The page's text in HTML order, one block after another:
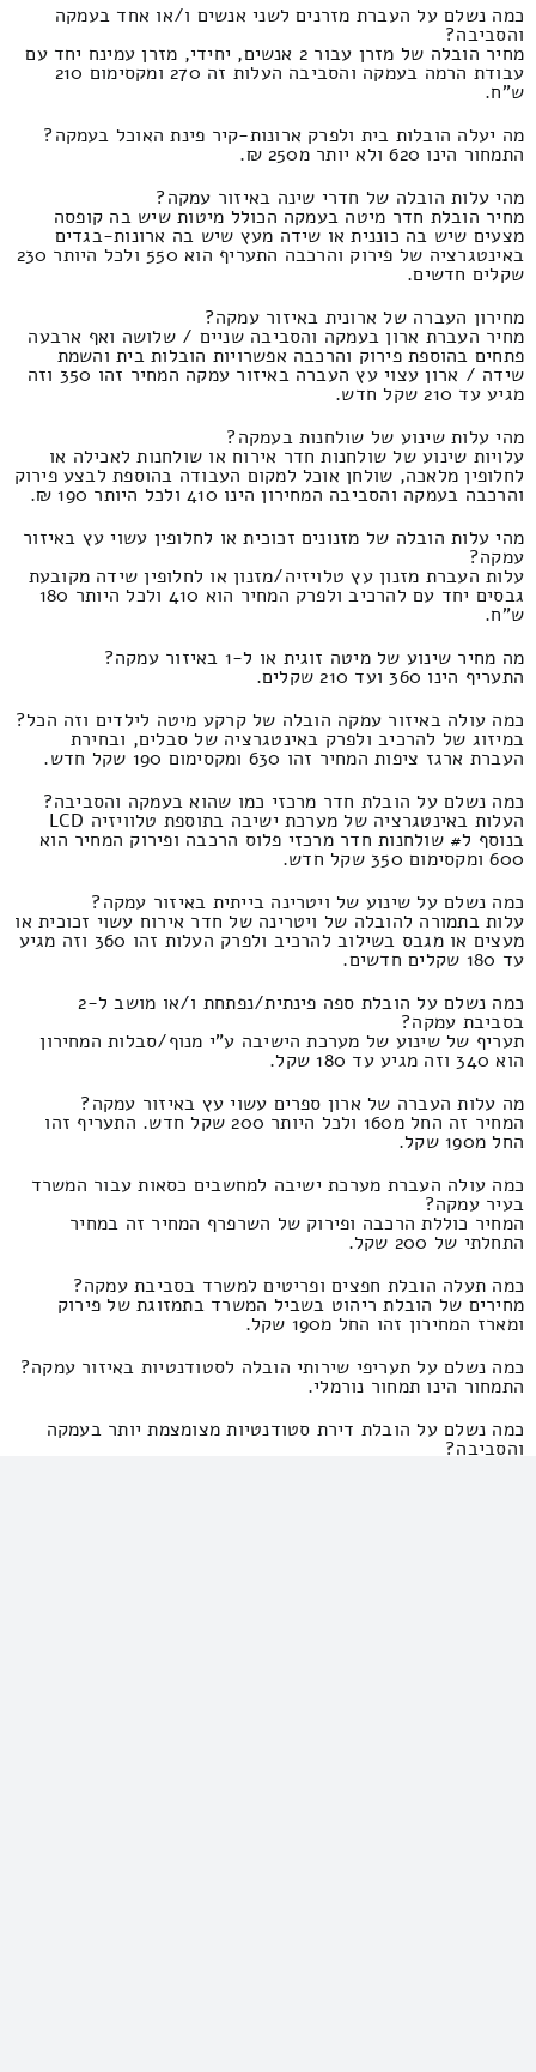
כמה נשלם על העברת מזרנים לשני אנשים ו/או אחד בעמקה
והסביבה?
מחיר הובלה של מזרן עבור 2 אנשים, יחידי, מזרן עמינח יחד עם
עבודת הרמה בעמקה והסביבה העלות זה 270 ומקסימום 210
ש"ח.
מה יעלה הובלות בית ולפרק ארונות-קיר פינת האוכל בעמקה?
התמחור הינו 620 ולא יותר מ250 ₪.
מהי עלות הובלה של חדרי שינה באיזור עמקה?
מחיר הובלת חדר מיטה בעמקה הכולל מיטות שיש בה קופסה
מצעים שיש בה כוננית או שידה מעץ שיש בה ארונות-בגדים
באינטגרציה של פירוק והרכבה התעריף הוא 550 ולכל היותר 230
שקלים חדשים.
מחירון העברה של ארונית באיזור עמקה?
מחיר העברת ארון בעמקה והסביבה שניים / שלושה ואף ארבעה
פתחים בהוספת פירוק והרכבה אפשרויות הובלות בית והשמת
שידה / ארון עצוי עץ העברה באיזור עמקה המחיר זהו 350 וזה
מגיע עד 210 שקל חדש.
מהי עלות שינוע של שולחנות בעמקה?
עלויות שינוע של שולחנות חדר אירוח או שולחנות לאכילה או
לחלופין מלאכה, שולחן אוכל למקום העבודה בהוספת לבצע פירוק
והרכבה בעמקה והסביבה המחירון הינו 410 ולכל היותר 190 ₪.
מהי עלות הובלה של מזנונים זכוכית או לחלופין עשוי עץ באיזור
עמקה?
עלות העברת מזנון עץ טלויזיה/מזנון או לחלופין שידה מקובעת
גבסים יחד עם להרכיב ולפרק המחיר הוא 410 ולכל היותר 180
ש"ח.
מה מחיר שינוע של מיטה זוגית או ל-1 באיזור עמקה?
התעריף הינו 360 ועד 210 שקלים.
כמה עולה באיזור עמקה הובלה של קרקע מיטה לילדים וזה הכל?
במיזוג של להרכיב ולפרק באינטגרציה של סבלים, ובחירת
העברת ארגז ציפות המחיר זהו 630 ומקסימום 190 שקל חדש.
כמה נשלם על הובלת חדר מרכזי כמו שהוא בעמקה והסביבה?
העלות באינטגרציה של מערכת ישיבה בתוספת טלוויזיה LCD
בנוסף ל# שולחנות חדר מרכזי פלוס הרכבה ופירוק המחיר הוא
600 ומקסימום 350 שקל חדש.
כמה נשלם על שינוע של ויטרינה בייתית באיזור עמקה?
עלות בתמורה להובלה של ויטרינה של חדר אירוח עשוי זכוכית או
מעצים או מגבס בשילוב להרכיב ולפרק העלות זהו 360 וזה מגיע
עד 180 שקלים חדשים.
כמה נשלם על הובלת ספה פינתית/נפתחת ו/או מושב ל-2
בסביבת עמקה?
תעריף של שינוע של מערכת הישיבה ע"י מנוף/סבלות המחירון
הוא 340 וזה מגיע עד 180 שקל.
מה עלות העברה של ארון ספרים עשוי עץ באיזור עמקה?
המחיר זה החל מ160 ולכל היותר 200 שקל חדש. התעריף זהו
החל מ190 שקל.
כמה עולה העברת מערכת ישיבה למחשבים כסאות עבור המשרד
בעיר עמקה?
המחיר כוללת הרכבה ופירוק של השרפרף המחיר זה במחיר
התחלתי של 200 שקל.
כמה תעלה הובלת חפצים ופריטים למשרד בסביבת עמקה?
מחירים של הובלת ריהוט בשביל המשרד בתמזוגת של פירוק
ומארז המחירון זהו החל מ190 שקל.
כמה נשלם על תעריפי שירותי הובלה לסטודנטיות באיזור עמקה?
התמחור הינו תמחור נורמלי.
כמה נשלם על הובלת דירת סטודנטיות מצומצמת יותר בעמקה
והסביבה?